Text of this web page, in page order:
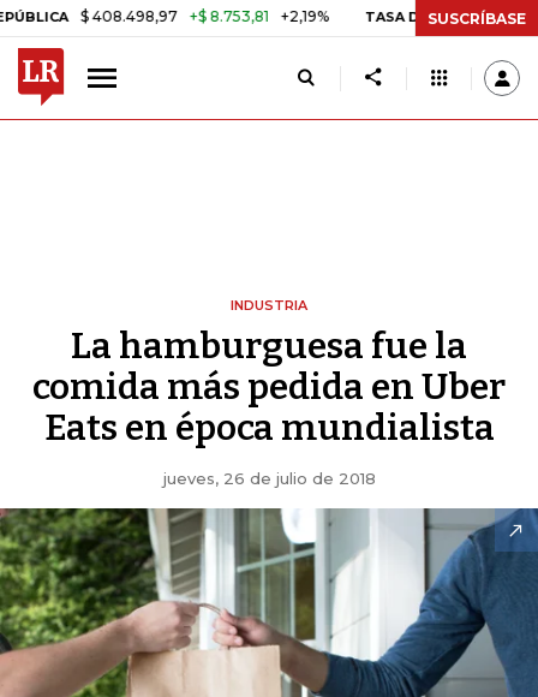
$ 408.498,97 +$ 8.753,81 +2,19% TASA DE USURA CRÉDITO
SUSCRÍBASE
INDUSTRIA
La hamburguesa fue la
comida más pedida en Uber
Eats en época mundialista
jueves, 26 de julio de 2018